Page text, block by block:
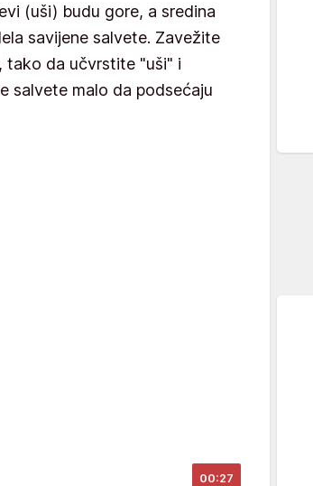
(uši) budu gore, a sredina
savijene salvete. Zavežite
tako da učvrstite "uši" i
salvete malo da podsećaju
00:27